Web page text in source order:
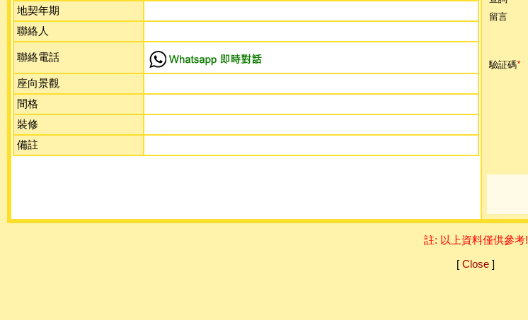
地契年期
聯絡人
聯絡電話
座向景觀
間格
裝修
備註
留言
驗証碼*
註: 以上資料僅供參考!
[ Close ]